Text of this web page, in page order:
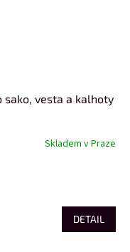
sako, vesta a kalhoty
Skladem v Praze
DETAIL